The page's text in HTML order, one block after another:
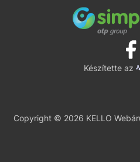
Készítette az
Copyright © 2026 KELLO